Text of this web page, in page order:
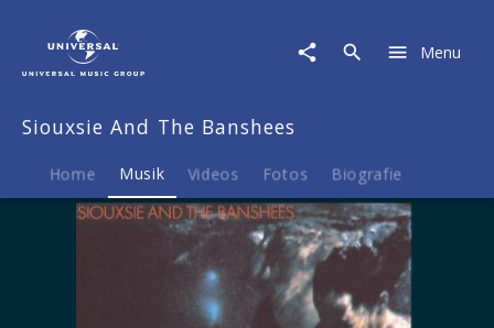
Banshees
Musik
Scream
Menu
Siouxsie And The Banshees
Home Musik Videos Fotos Biografie